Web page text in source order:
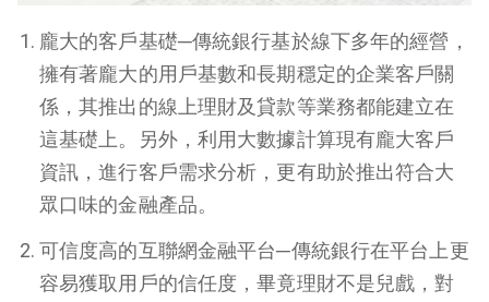
龐大的客戶基礎─傳統銀行基於線下多年的經營，
擁有著龐大的用戶基數和長期穩定的企業客戶關
係，其推出的線上理財及貸款等業務都能建立在
這基礎上。另外，利用大數據計算現有龐大客戶
資訊，進行客戶需求分析，更有助於推出符合大
眾口味的金融產品。
可信度高的互聯網金融平台─傳統銀行在平台上更
容易獲取用戶的信任度，畢竟理財不是兒戲，對